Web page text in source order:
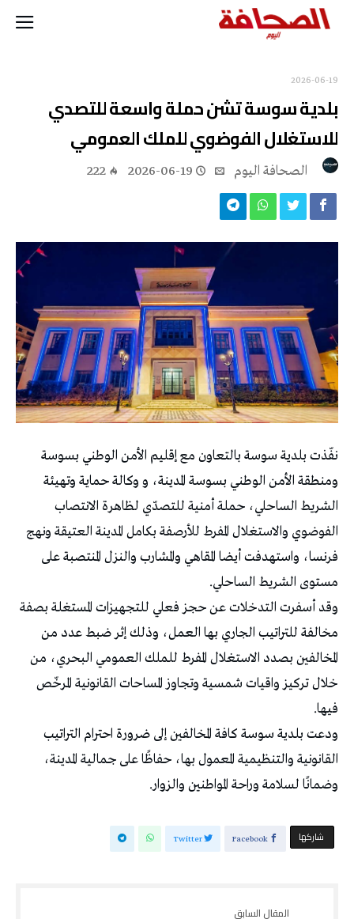
2026-06-19
بلدية سوسة تشن حملة واسعة للتصدي
للاستغلال الفوضوي للملك العمومي
2026-06-19
222
نفّذت بلدية سوسة بالتعاون مع إقليم الأمن الوطني بسوسة
ومنطقة الأمن الوطني بسوسة المدينة، و وكالة حماية وتهيئة
الشريط الساحلي، حملة أمنية للتصدّي لظاهرة الانتصاب
الفوضوي والاستغلال المفرط للأرصفة بكامل المدينة العتيقة ونهج
فرنسا، واستهدفت أيضا المقاهي والمشارب والنزل المنتصبة على
مستوى الشريط الساحلي.
وقد أسفرت التدخلات عن حجز فعلي للتجهيزات المستغلة بصفة
مخالفة للتراتيب الجاري بها العمل، وذلك إثر ضبط عدد من
المخالفين بصدد الاستغلال المفرط للملك العمومي البحري، من
خلال تركيز واقيات شمسية وتجاوز المساحات القانونية المرخّص
فيها.
ودعت بلدية سوسة كافة المخالفين إلى ضرورة احترام التراتيب
القانونية والتنظيمية المعمول بها، حفاظًا على جمالية المدينة،
وضمانًا لسلامة وراحة المواطنين والزوار.
‫‫ شاركها‬ Facebook
Twitter